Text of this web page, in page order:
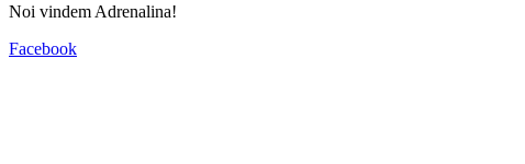
Noi vindem Adrenalina!
Facebook